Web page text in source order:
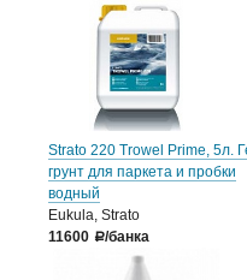
Strato 220 Trowel Prime, 5л.
грунт для паркета и пробки
водный
Eukula, Strato
11600
a/банка